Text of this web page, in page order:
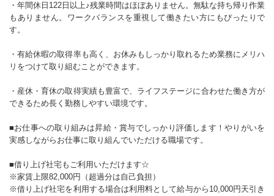
・年間休日122日以上♪残業時間はほぼありません。無駄な持ち帰り作業
もありません。ワークバランスを重視して働きたい方にもぴったりで
す。
・有給休暇の取得率も高く、お休みもしっかり取れるため業務にメリハ
リをつけて取り組むことができます。
・産休・育休の取得実績も豊富で、ライフステージに合わせた働き方が
できるため長く勤務しやすい環境です。
■お仕事への取り組みは昇給・賞与でしっかり評価します！やりがいを
実感しながらお仕事に取り組んでいただける職場です。
■借り上げ社宅もご利用いただけます☆
※家賃上限82,000円（超過分は自己負担）
※借り上げ社宅を利用する場合は利用料として給与から10,000円天引き